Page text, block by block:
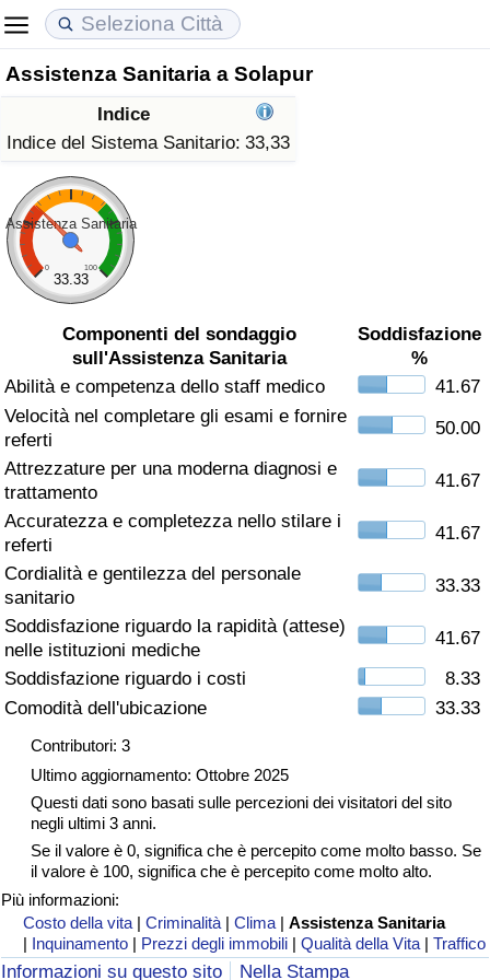
Assistenza Sanitaria a Solapur
Indice
Indice del Sistema Sanitario: 33,33
Assistenza Sanitaria
0 100
33.33
Componenti del sondaggio
sull'Assistenza Sanitaria
Soddisfazione
%
Abilità e competenza dello staff medico
41.67
Velocità nel completare gli esami e fornire
referti
50.00
Attrezzature per una moderna diagnosi e
trattamento
41.67
Accuratezza e completezza nello stilare i
referti
41.67
Cordialità e gentilezza del personale
sanitario
33.33
Soddisfazione riguardo la rapidità (attese)
nelle istituzioni mediche
41.67
Soddisfazione riguardo i costi
8.33
Comodità dell'ubicazione
33.33
Contributori: 3
Ultimo aggiornamento: Ottobre 2025
Questi dati sono basati sulle percezioni dei visitatori del sito
negli ultimi 3 anni.
Se il valore è 0, significa che è percepito come molto basso. Se
il valore è 100, significa che è percepito come molto alto.
Più informazioni:
Costo della vita |Criminalità |Clima |Assistenza Sanitaria
| Inquinamento | Prezzi degli immobili |Qualità della Vita |Traffico
Informazioni su questo sito Nella Stampa
Costo della vita
Indice Del Costo Della Vita (corrente)
Indice Del Costo Della Vita
Indice del Costo della Vita per Nazione
ad Aqaba
Prezzi degli immobili
Indice del Prezzo delle Case (Corrente)
Indice del Prezzo delle Case
Indice del Prezzo delle Case per Nazione
Qualità della Vita
Indice della Qualità della Vita
Indice della Qualità della Vita (Corrente)
Indice della qualità della vita per Paese
Criminalità
Indice del Tasso di Criminalità (Corrente)
Indice della Criminalità
Indice di criminalità per paese
Assistenza Sanitaria
Indice dell’Assistenza Sanitaria (Corrente)
Indice dell’Assistenza Sanitaria
Indice dell’Assistenza Sanitaria per
Inquinamento
Indice dell’Inquinamento (Corrente)
Indice di inquinamento
Indice dell’Inquinamento per Nazione